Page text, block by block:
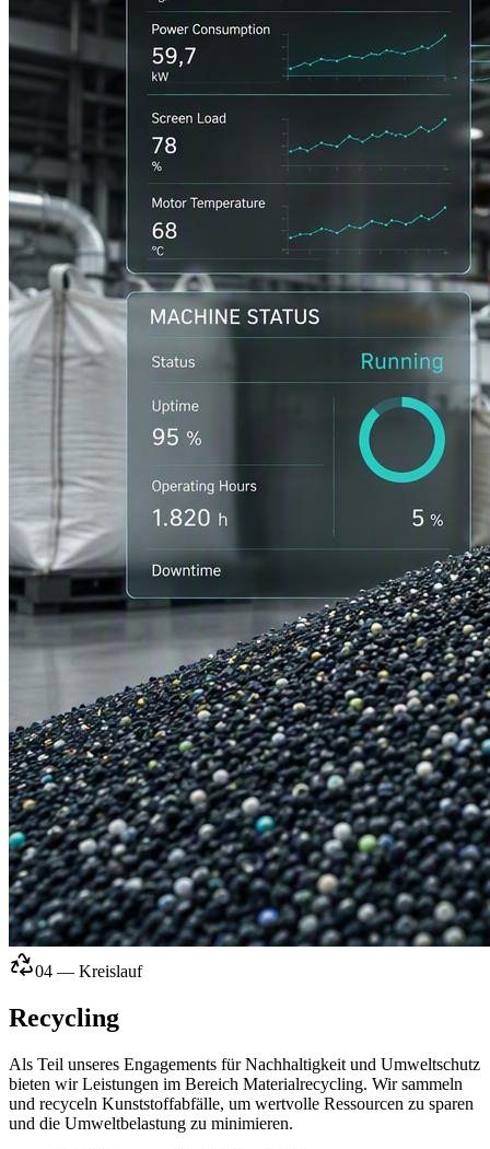
04 — Kreislauf
Recycling
Als Teil unseres Engagements für Nachhaltigkeit und Umweltschutz
bieten wir Leistungen im Bereich Materialrecycling. Wir sammeln
und recyceln Kunststoffabfälle, um wertvolle Ressourcen zu sparen
und die Umweltbelastung zu minimieren.